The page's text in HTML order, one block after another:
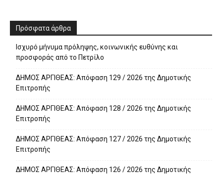
Πρόσφατα άρθρα
Ισχυρό μήνυμα πρόληψης, κοινωνικής ευθύνης και
προσφοράς από το Πετρίλο
ΔΗΜΟΣ ΑΡΓΙΘΕΑΣ: Απόφαση 129 / 2026 της Δημοτικής
Επιτροπής
ΔΗΜΟΣ ΑΡΓΙΘΕΑΣ: Απόφαση 128 / 2026 της Δημοτικής
Επιτροπής
ΔΗΜΟΣ ΑΡΓΙΘΕΑΣ: Απόφαση 127 / 2026 της Δημοτικής
Επιτροπής
ΔΗΜΟΣ ΑΡΓΙΘΕΑΣ: Απόφαση 126 / 2026 της Δημοτικής